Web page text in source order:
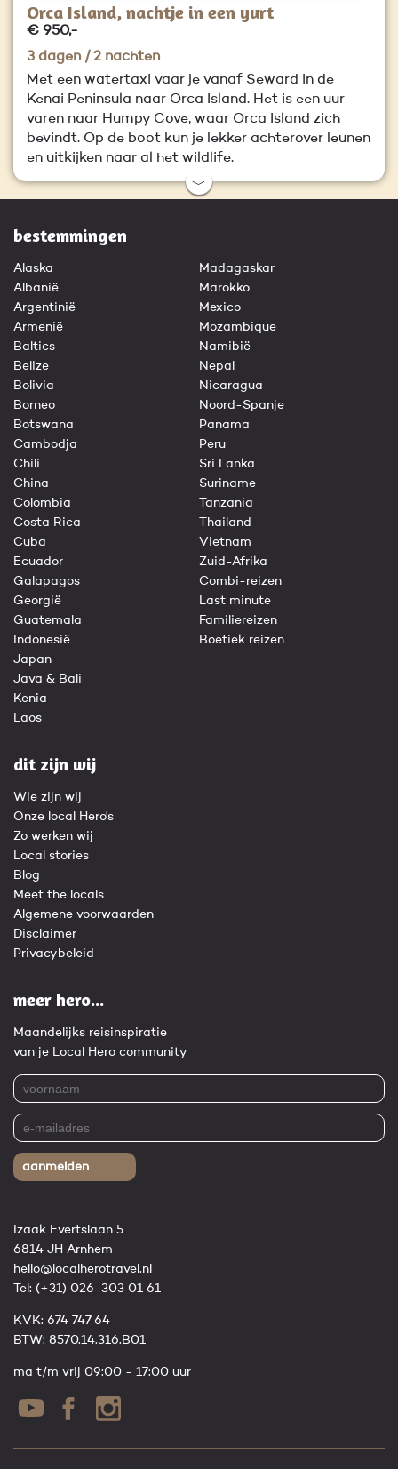
Orca Island, nachtje in een yurt
€ 950,-
3 dagen / 2 nachten
Met een watertaxi vaar je vanaf Seward in de
Kenai Peninsula naar Orca Island. Het is een uur
varen naar Humpy Cove, waar Orca Island zich
bevindt. Op de boot kun je lekker achterover leunen
en uitkijken naar al het wildlife.
﹀
bestemmingen
Alaska
Albanië
Argentinië
Armenië
Baltics
Belize
Bolivia
Borneo
Botswana
Cambodja
Chili
China
Colombia
Costa Rica
Cuba
Ecuador
Galapagos
Georgië
Guatemala
Indonesië
Japan
Java & Bali
Kenia
Laos
Madagaskar
Marokko
Mexico
Mozambique
Namibië
Nepal
Nicaragua
Noord-Spanje
Panama
Peru
Sri Lanka
Suriname
Tanzania
Thailand
Vietnam
Zuid-Afrika
Combi-reizen
Last minute
Familiereizen
Boetiek reizen
dit zijn wij
Wie zijn wij
Onze local Hero's
Zo werken wij
Local stories
Blog
Meet the locals
Algemene voorwaarden
Disclaimer
Privacybeleid
meer hero...
Maandelijks reisinspiratie
van je Local Hero community
aanmelden
Izaak Evertslaan 5
6814 JH Arnhem
hello@localherotravel.nl
Tel: (+31) 026-303 01 61
KVK: 674 747 64
BTW: 8570.14.316.B01
ma t/m vrij 09:00 - 17:00 uur